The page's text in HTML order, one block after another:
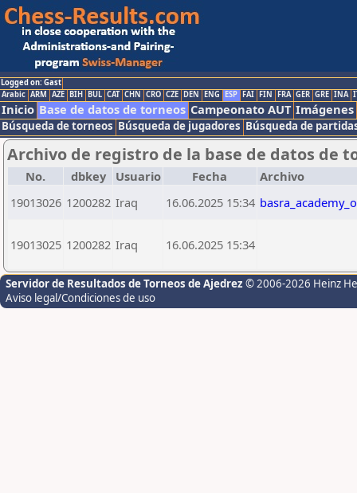
Logged on: Gast
Arabic ARM AZE BIH BUL CAT CHN CRO CZE DEN ENG ESP FAI FIN FRA GER GRE INA
Inicio Base de datos de torneos Campeonato AUT Imágenes
Búsqueda de torneos Búsqueda de jugadores Búsqueda de
Archivo de registro de la base de datos de
No. dbkey Usuario Fecha
Archivo
19013026 1200282 Iraq 16.06.2025 15:34
19013025 1200282 Iraq 16.06.2025 15:34
Servidor de Resultados de Torneos de Ajedrez © 2006-2026 Heinz
Aviso legal/Condiciones de uso